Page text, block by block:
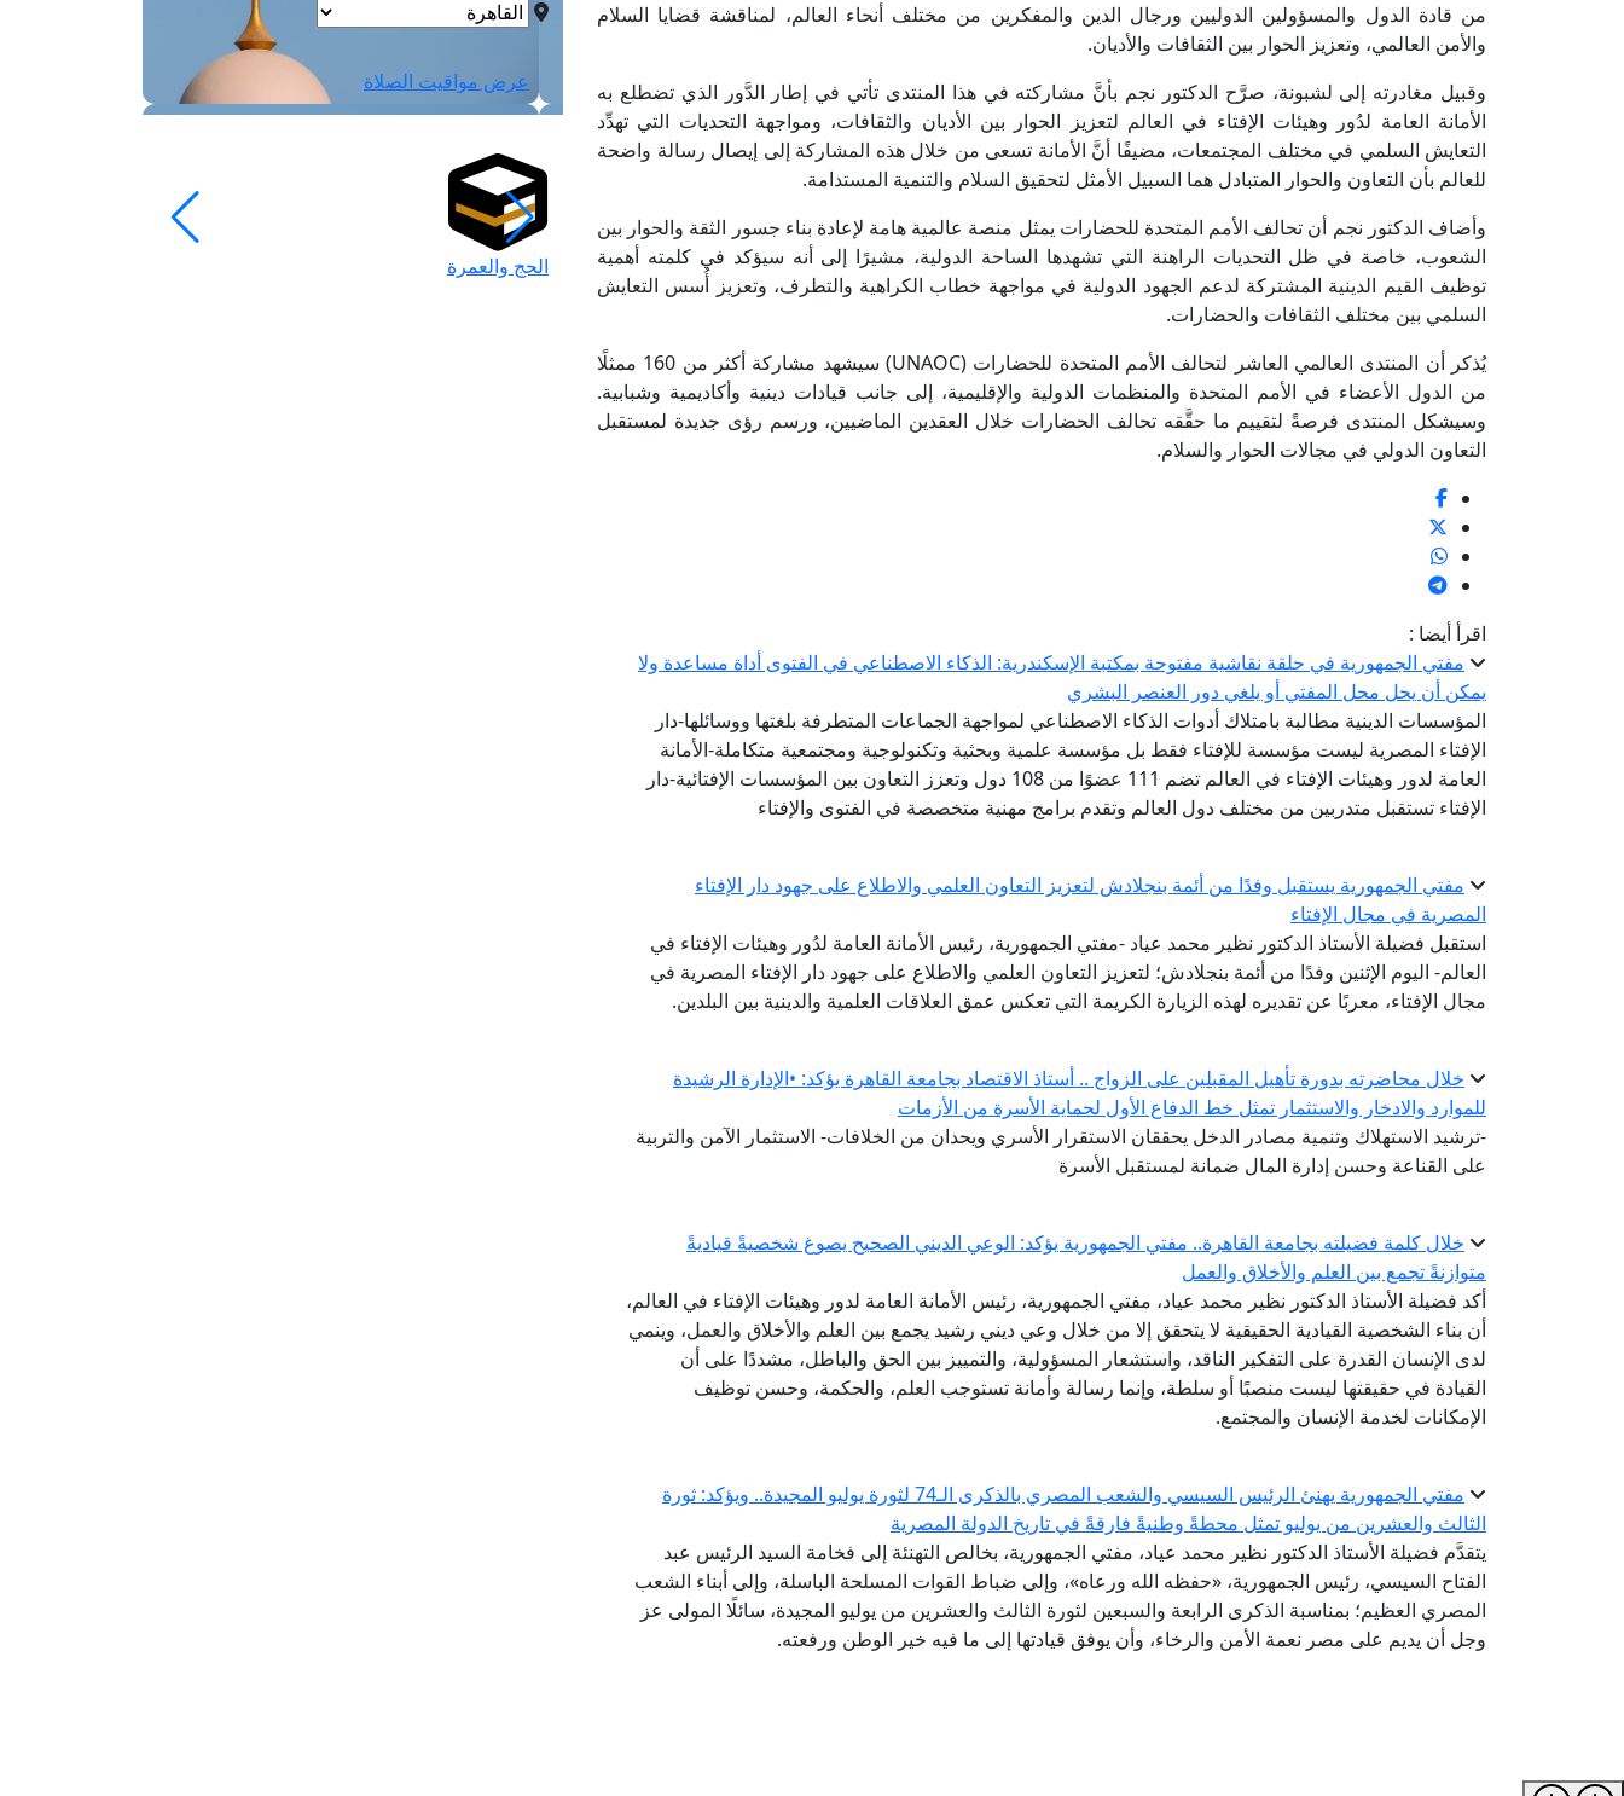
من قادة الدول والمسؤولين الدوليين ورجال الدين والمفكرين من مختلف أنحاء العالم، لمناقشة قضايا السلام
والأمن العالمي، وتعزيز الحوار بين الثقافات والأديان.
وقبيل مغادرته إلى لشبونة، صرَّح الدكتور نجم بأنَّ مشاركته في هذا المنتدى تأتي في إطار الدَّور الذي تضطلع به
الأمانة العامة لدُور وهيئات الإفتاء في العالم لتعزيز الحوار بين الأديان والثقافات، ومواجهة التحديات التي تهدِّد
التعايش السلمي في مختلف المجتمعات، مضيفًا أنَّ الأمانة تسعى من خلال هذه المشاركة إلى إيصال رسالة واضحة
للعالم بأن التعاون والحوار المتبادل هما السبيل الأمثل لتحقيق السلام والتنمية المستدامة.
وأضاف الدكتور نجم أن تحالف الأمم المتحدة للحضارات يمثل منصة عالمية هامة لإعادة بناء جسور الثقة والحوار بين
الشعوب، خاصة في ظل التحديات الراهنة التي تشهدها الساحة الدولية، مشيرًا إلى أنه سيؤكد في كلمته أهمية
توظيف القيم الدينية المشتركة لدعم الجهود الدولية في مواجهة خطاب الكراهية والتطرف، وتعزيز أُسس التعايش
السلمي بين مختلف الثقافات والحضارات.
يُذكر أن المنتدى العالمي العاشر لتحالف الأمم المتحدة للحضارات (UNAOC) سيشهد مشاركة أكثر من 160 ممثلًا
من الدول الأعضاء في الأمم المتحدة والمنظمات الدولية والإقليمية، إلى جانب قيادات دينية وأكاديمية وشبابية.
وسيشكل المنتدى فرصةً لتقييم ما حقَّقه تحالف الحضارات خلال العقدين الماضيين، ورسم رؤى جديدة لمستقبل
التعاون الدولي في مجالات الحوار والسلام.
اقرأ أيضا :
مفتي الجمهورية في حلقة نقاشية مفتوحة بمكتبة الإسكندرية: الذكاء الاصطناعي في الفتوى أداة مساعدة ولا
يمكن أن يحل محل المفتي أو يلغي دور العنصر البشري
المؤسسات الدينية مطالبة بامتلاك أدوات الذكاء الاصطناعي لمواجهة الجماعات المتطرفة بلغتها ووسائلها-دار
الإفتاء المصرية ليست مؤسسة للإفتاء فقط بل مؤسسة علمية وبحثية وتكنولوجية ومجتمعية متكاملة-الأمانة
العامة لدور وهيئات الإفتاء في العالم تضم 111 عضوًا من 108 دول وتعزز التعاون بين المؤسسات الإفتائية-دار
الإفتاء تستقبل متدربين من مختلف دول العالم وتقدم برامج مهنية متخصصة في الفتوى والإفتاء
مفتي الجمهورية يستقبل وفدًا من أئمة بنجلادش لتعزيز التعاون العلمي والاطلاع على جهود دار الإفتاء
المصرية في مجال الإفتاء
استقبل فضيلة الأستاذ الدكتور نظير محمد عياد -مفتي الجمهورية، رئيس الأمانة العامة لدُور وهيئات الإفتاء في
العالم- اليوم الإثنين وفدًا من أئمة بنجلادش؛ لتعزيز التعاون العلمي والاطلاع على جهود دار الإفتاء المصرية في
مجال الإفتاء، معربًا عن تقديره لهذه الزيارة الكريمة التي تعكس عمق العلاقات العلمية والدينية بين البلدين.
خلال محاضرته بدورة تأهيل المقبلين على الزواج .. أستاذ الاقتصاد بجامعة القاهرة يؤكد: •الإدارة الرشيدة
للموارد والادخار والاستثمار تمثل خط الدفاع الأول لحماية الأسرة من الأزمات
-ترشيد الاستهلاك وتنمية مصادر الدخل يحققان الاستقرار الأسري ويحدان من الخلافات- الاستثمار الآمن والتربية
على القناعة وحسن إدارة المال ضمانة لمستقبل الأسرة
خلال كلمة فضيلته بجامعة القاهرة.. مفتي الجمهورية يؤكد: الوعي الديني الصحيح يصوغ شخصيةً قياديةً
متوازنةً تجمع بين العلم والأخلاق والعمل
أكد فضيلة الأستاذ الدكتور نظير محمد عياد، مفتي الجمهورية، رئيس الأمانة العامة لدور وهيئات الإفتاء في العالم،
أن بناء الشخصية القيادية الحقيقية لا يتحقق إلا من خلال وعي ديني رشيد يجمع بين العلم والأخلاق والعمل، وينمي
لدى الإنسان القدرة على التفكير الناقد، واستشعار المسؤولية، والتمييز بين الحق والباطل، مشددًا على أن
القيادة في حقيقتها ليست منصبًا أو سلطة، وإنما رسالة وأمانة تستوجب العلم، والحكمة، وحسن توظيف
الإمكانات لخدمة الإنسان والمجتمع.
مفتي الجمهورية يهنئ الرئيس السيسي والشعب المصري بالذكرى الـ74 لثورة يوليو المجيدة.. ويؤكد: ثورة
الثالث والعشرين من يوليو تمثل محطةً وطنيةً فارقةً في تاريخ الدولة المصرية
يتقدَّم فضيلة الأستاذ الدكتور نظير محمد عياد، مفتي الجمهورية، بخالص التهنئة إلى فخامة السيد الرئيس عبد
الفتاح السيسي، رئيس الجمهورية، «حفظه الله ورعاه»، وإلى ضباط القوات المسلحة الباسلة، وإلى أبناء الشعب
المصري العظيم؛ بمناسبة الذكرى الرابعة والسبعين لثورة الثالث والعشرين من يوليو المجيدة، سائلًا المولى عز
وجل أن يديم على مصر نعمة الأمن والرخاء، وأن يوفق قيادتها إلى ما فيه خير الوطن ورفعته.
عرض مواقيت الصلاة
الحج والعمرة